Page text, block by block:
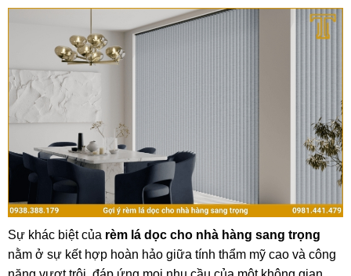
Sự khác biệt của rèm lá dọc cho nhà hàng sang trọng
nằm ở sự kết hợp hoàn hảo giữa tính thẩm mỹ cao và công